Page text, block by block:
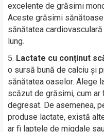
excelente de grăsimi
Aceste grăsimi
sănătatea
lung.
Lactate cu conținut
o sursă bună de calciu și
sănătatea oaselor. Alege
scăzut de grăsimi, cum
degresat. De asemenea,
produse lactate, există
ar fi laptele de migdale